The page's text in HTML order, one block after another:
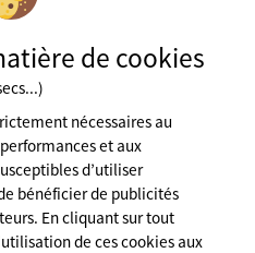
de cookies
nécessaires au
et aux
d’utiliser
bénéficier de publicités
En cliquant sur tout
de ces cookies aux